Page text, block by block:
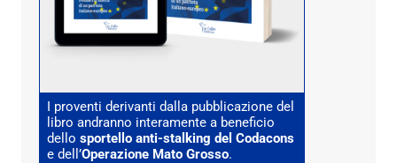
I proventi derivanti dalla pubblicazione del
libro andranno interamente a beneficio
dello sportello anti-stalking del Codacons
e dell’Operazione Mato Grosso.